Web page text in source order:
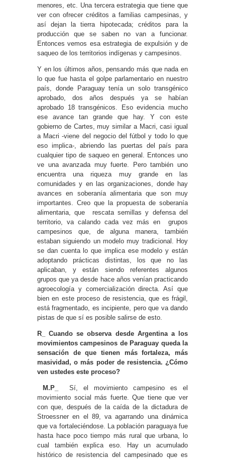
menores, etc. Una tercera estrategia que tiene que
ver con ofrecer créditos a familias campesinas, y
así dejan la tierra hipotecada; créditos para la
producción que se saben no van a funcionar.
Entonces vemos esa estrategia de expulsión y de
saqueo de los territorios indígenas y campesinos.
Y en los últimos años, pensando más que nada en
lo que fue hasta el golpe parlamentario en nuestro
país, donde Paraguay tenía un solo transgénico
aprobado, dos años después ya se habían
aprobado 18 transgénicos. Eso evidencia mucho
ese avance tan grande que hay. Y con este
gobierno de Cartes, muy similar a Macri, casi igual
a Macri -viene del negocio del fútbol y todo lo que
eso implica-, abriendo las puertas del país para
cualquier tipo de saqueo en general. Entonces uno
ve una avanzada muy fuerte. Pero también uno
encuentra una riqueza muy grande en las
comunidades y en las organizaciones, donde hay
avances en soberanía alimentaria que son muy
importantes. Creo que la propuesta de soberanía
alimentaria, que rescata semillas y defensa del
territorio, va calando cada vez más en grupos
campesinos que, de alguna manera, también
estaban siguiendo un modelo muy tradicional. Hoy
se dan cuenta lo que implica ese modelo y están
adoptando prácticas distintas, los que no las
aplicaban, y están siendo referentes algunos
grupos que ya desde hace años venían practicando
agroecología y comercialización directa. Así que
bien en este proceso de resistencia, que es frágil,
está fragmentado, es incipiente, pero que va dando
pistas de que sí es posible salirse de esto.
R_ Cuando se observa desde Argentina a los
movimientos campesinos de Paraguay queda la
sensación de que tienen más fortaleza, más
masividad, o más poder de resistencia. ¿Cómo
ven ustedes este proceso?
M.P_
Sí, el movimiento campesino es el
movimiento social más fuerte. Que tiene que ver
con que, después de la caída de la dictadura de
Stroessner en el 89, va agarrando una dinámica
que va fortaleciéndose. La población paraguaya fue
hasta hace poco tiempo más rural que urbana, lo
cual también explica eso. Hay un acumulado
histórico de resistencia del campesinado que es